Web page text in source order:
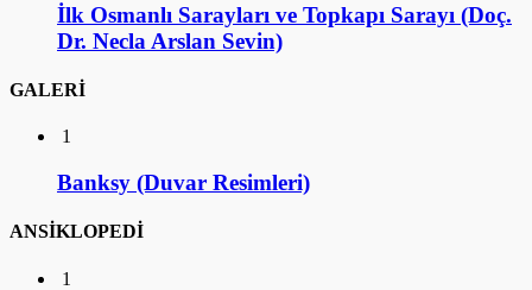
İlk Osmanlı Sarayları ve Topkapı Sarayı (Doç.
Dr. Necla Arslan Sevin)
GALERİ
1
Banksy (Duvar Resimleri)
ANSİKLOPEDİ
1